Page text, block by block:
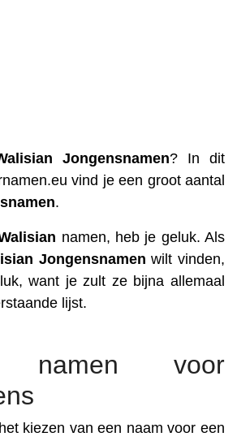
Jongensnamen? In dit
vind je een groot aantal
.
namen, heb je geluk. Als
Jongensnamen wilt vinden,
want je zult ze bijna allemaal
lijst.
namen voor
kiezen van een naam voor een